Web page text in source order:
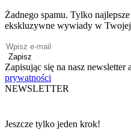
Żadnego spamu. Tylko
ekskluzywne wywiady w
Zapisz
Zapisując się na nasz newsletter
prywatności
NEWSLETTER
Jeszcze tylko jeden krok!